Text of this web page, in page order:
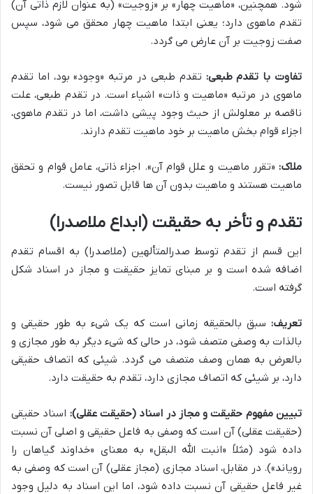
شود. همچنین، «ماهیت چهار» بر «زوجیت» (به عنوان لازم ذاتی آن)
تقدم ماهوی دارد؛ یعنی ابتدا ماهیت چهار محقق می شود، سپس
صفت زوجیت بر آن عارض می گردد.
تفاوت با تقدم طبعی: تقدم طبعی در مرتبه «وجود» بود، اما تقدم
ماهوی در مرتبه «ماهیت و ذات» اشیاء است. در تقدم طبعی، علت
ناقصه بر معلولش از حیث وجود پیشی داشت، اما در تقدم ماهوی،
اجزاء قوام بخش ماهیت بر خود ماهیت تقدم دارند.
ملاک: «تقرر ماهیت و علل قوام آن». اجزاء ذاتی، عامل قوام و تحقق
ماهیت هستند و ماهیت بدون آن ها قابل تصور نیست.
تقدم و تأخر به حقیقت (ابداع ملاصدرا)
این قسم از تقدم توسط صدرالمتألهین (ملاصدرا) به اقسام تقدم
اضافه شده است و بر مبنای تمایز حقیقت و مجاز در اسناد شکل
گرفته است.
تعریف: سبق بالحقیقه زمانی است که یک شیء به طور حقیقی و
بالذات به وصفی متصف شود، در حالی که شیء دیگر به طور مجازی و
بالعرض به همان وصف متصف می گردد. شیئی که اتصاف حقیقی
دارد، بر شیئی که اتصاف مجازی دارد، تقدم به حقیقت دارد.
تبیین مفهوم حقیقت و مجاز در اسناد (حقیقت عقلی): اسناد حقیقی
(حقیقت عقلی) آن است که وصفی به فاعل حقیقی و اصلی آن نسبت
داده شود (مثلاً «انبت الله البقل» به معنای «خداوند گیاهان را
رویاند»). در مقابل، اسناد مجازی (مجاز عقلی) آن است که وصفی به
غیر فاعل حقیقی آن نسبت داده شود، اما این اسناد به دلیل وجود